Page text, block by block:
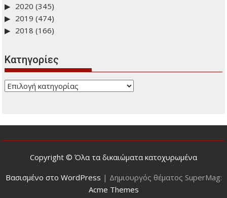
2020 (345)
2019 (474)
2018 (166)
Kατηγορίες
Kατηγορίες
Copyright © Όλα τα δικαιώματα κατοχυρωμένα
Βασισμένο στο WordPress | Δημιουργός θέματος SuperMag:
Acme Themes